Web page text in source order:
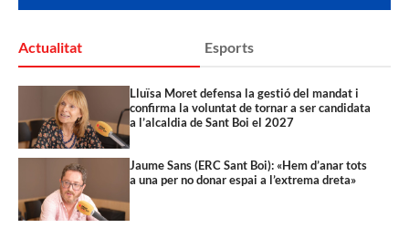
Actualitat Esports
Lluïsa Moret defensa la gestió del mandat i
confirma la voluntat de tornar a ser candidata
a l’alcaldia de Sant Boi el 2027
Jaume Sans (ERC Sant Boi): «Hem d’anar tots
a una per no donar espai a l’extrema dreta»